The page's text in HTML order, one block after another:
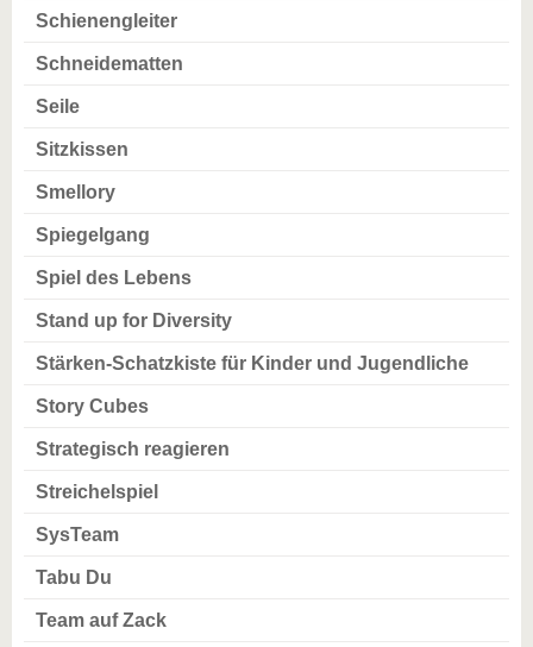
Schienengleiter
Schneidematten
Seile
Sitzkissen
Smellory
Spiegelgang
Spiel des Lebens
Stand up for Diversity
Stärken-Schatzkiste für Kinder und Jugendliche
Story Cubes
Strategisch reagieren
Streichelspiel
SysTeam
Tabu Du
Team auf Zack